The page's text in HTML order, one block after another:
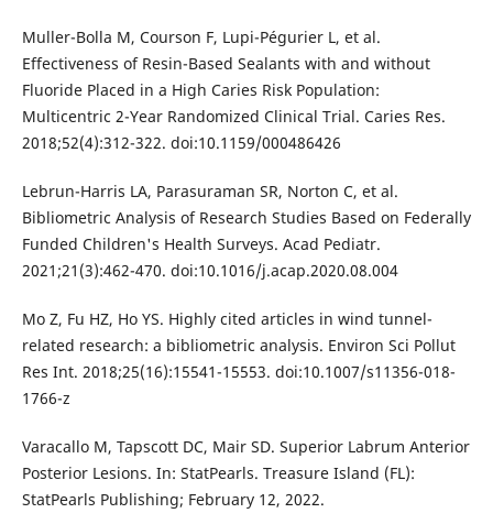
Muller-Bolla M, Courson F, Lupi-Pégurier L, et al.
Effectiveness of Resin-Based Sealants with and without
Fluoride Placed in a High Caries Risk Population:
Multicentric 2-Year Randomized Clinical Trial. Caries Res.
2018;52(4):312-322. doi:10.1159/000486426
Lebrun-Harris LA, Parasuraman SR, Norton C, et al.
Bibliometric Analysis of Research Studies Based on Federally
Funded Children's Health Surveys. Acad Pediatr.
2021;21(3):462-470. doi:10.1016/j.acap.2020.08.004
Mo Z, Fu HZ, Ho YS. Highly cited articles in wind tunnel-
related research: a bibliometric analysis. Environ Sci Pollut
Res Int. 2018;25(16):15541-15553. doi:10.1007/s11356-018-
1766-z
Varacallo M, Tapscott DC, Mair SD. Superior Labrum Anterior
Posterior Lesions. In: StatPearls. Treasure Island (FL):
StatPearls Publishing; February 12, 2022.